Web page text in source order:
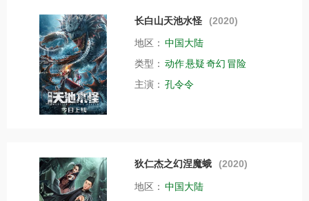
长白山天池水怪 (2020)
地区： 中国大陆
类型： 动作悬疑奇幻 冒险
主演： 孔令令
狄仁杰之幻涅魔蛾 (2020)
地区： 中国大陆